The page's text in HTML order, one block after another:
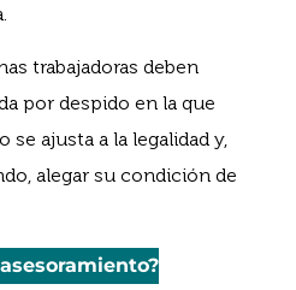
trabajadoras deben
por despido en la que
se ajusta a la legalidad y,
alegar su condición de